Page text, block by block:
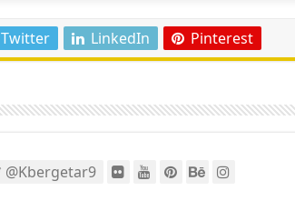
Twitter LinkedIn Pinterest
@Kbergetar9